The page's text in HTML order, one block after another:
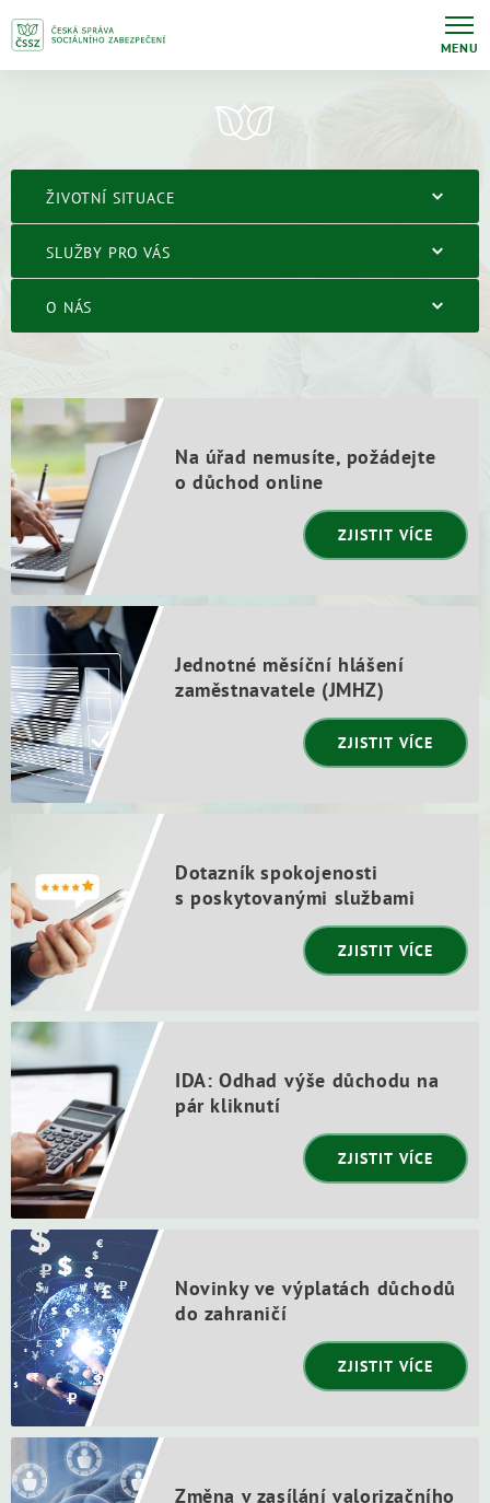
MENU
ŽIVOTNÍ SITUACE
SLUŽBY PRO VÁS
O NÁS
Na úřad nemusíte, požádejte
o důchod online
ZJISTIT VÍCE
Jednotné měsíční hlášení
zaměstnavatele (JMHZ)
ZJISTIT VÍCE
Dotazník spokojenosti
s poskytovanými službami
ZJISTIT VÍCE
IDA: Odhad výše důchodu na
pár kliknutí
ZJISTIT VÍCE
Novinky ve výplatách důchodů
do zahraničí
ZJISTIT VÍCE
Změna v zasílání valorizačního